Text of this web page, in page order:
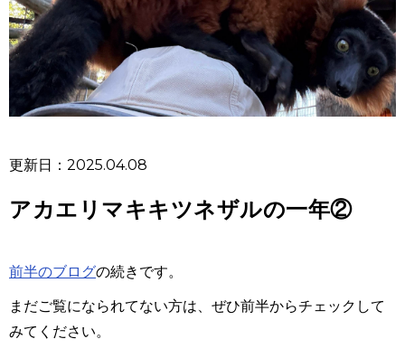
更新日：2025.04.08
アカエリマキキツネザルの一年②
前半のブログの続きです。
まだご覧になられてない方は、ぜひ前半からチェックして
みてください。